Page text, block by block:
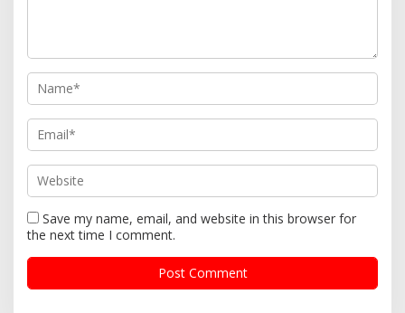
Save my name, email, and website in this browser for
the next time I comment.